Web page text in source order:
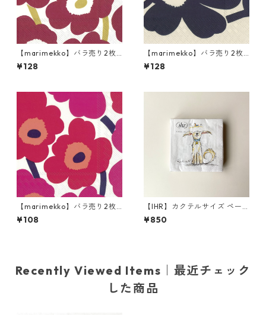
【marimekko】バラ売り2枚
ランチサイズ ペーパーナプキ
ン UNIKKO ダークレッドxゴ
¥128
【marimekko】バラ売り2枚
ランチサイズ ペーパーナプキ
ン SUUR UNIKKO リネンxブル
¥128
【marimekko】バラ売り2枚
カクテルサイズ ペーパーナプ
キン UNIKKO ホワイト×レッ
¥108
【IHR】カクテルサイズ ペー
パーナプキン EMOTION DOG
S ホワイト Anita Jeram 20枚
¥850
Recently Viewed Items｜最近チェック
した商品